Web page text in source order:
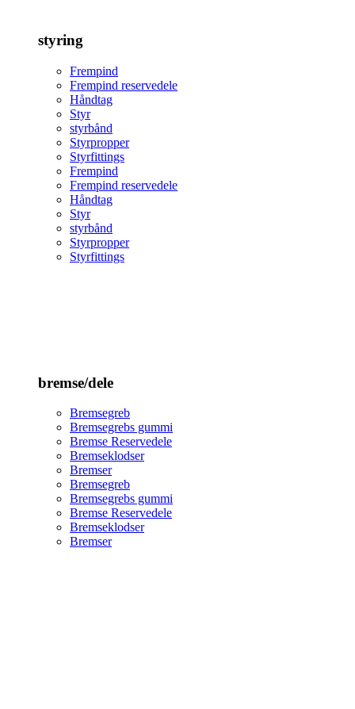
styring
Frempind
Frempind reservedele
Håndtag
Styr
styrbånd
Styrpropper
Styrfittings
Frempind
Frempind reservedele
Håndtag
Styr
styrbånd
Styrpropper
Styrfittings
bremse/dele
Bremsegreb
Bremsegrebs gummi
Bremse Reservedele
Bremseklodser
Bremser
Bremsegreb
Bremsegrebs gummi
Bremse Reservedele
Bremseklodser
Bremser